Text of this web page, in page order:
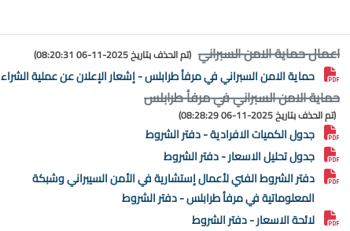
اعمال حماية الامن السبراني (تم الحذف بتاريخ 2025-11-06 08:20:31)
حماية الامن السبراني في مرفأ طرابلس - إشعار الإعلان عن عملية الشراء
حماية الامن السبراني في مرفأ طرابلس
(تم الحذف بتاريخ 2025-11-06 08:28:29)
جدول الكميات الافرادية - دفتر الشروط
جدول تحليل الاسعار - دفتر الشروط
دفتر الشروط الفني لأعمال إستشارية في الأمن السيبراني وشبكة
المعلوماتية في مرفأ طرابلس - دفتر الشروط
لائحة الاسعار - دفتر الشروط